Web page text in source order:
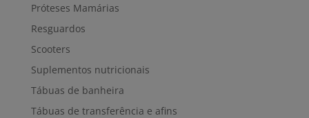
Próteses Mamárias
Resguardos
Scooters
Suplementos nutricionais
Tábuas de banheira
Tábuas de transferência e afins